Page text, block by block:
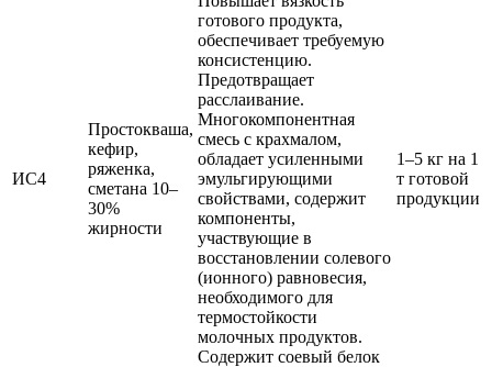
ИС4
Простокваша,
кефир,
ряженка,
сметана 10–
30%
жирности
готового продукта,
обеспечивает требуемую
консистенцию.
Предотвращает
расслаивание.
Многокомпонентная
смесь с крахмалом,
обладает усиленными
эмульгирующими
свойствами, содержит
компоненты,
участвующие в
восстановлении солевого
(ионного) равновесия,
необходимого для
термостойкости
молочных продуктов.
Содержит соевый белок
1–5 кг на 1
т готовой
продукции